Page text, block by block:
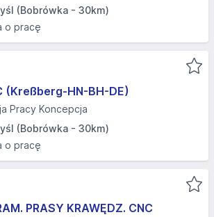
(Bobrówka - 30km)
o pracę
(Kreßberg-HN-BH-DE)
Pracy Koncepcja
(Bobrówka - 30km)
o pracę
PRASY KRAWĘDZ. CNC